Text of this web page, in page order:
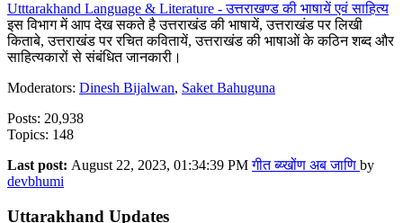
Utttarakhand Language & Literature - उत्तराखण्ड की भाषायें एवं साहित्य
इस विभाग में आप देख सकते है उत्तराखंड की भाषायें, उत्तराखंड पर लिखी
किताबे, उत्तराखंड पर रचित कवितायें, उत्तराखंड की भाषाओं के कठिन शब्द और
साहित्यकारों से संबंधित जानकारी।
Moderators: Dinesh Bijalwan, Saket Bahuguna
Posts: 20,938
Topics: 148
Last post: August 22, 2023, 01:34:39 PMगीत ब्य्खोंण अब जाणि by
devbhumi
Uttarakhand Updates